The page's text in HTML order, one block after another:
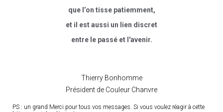
que l’on tisse patiemment,
et il est aussi un lien discret
entre le passé et l'avenir.
Thierry Bonhomme
Président de Couleur Chanvre
PS : un grand Merci pour tous vos messages. Si vous voulez réagir à cette